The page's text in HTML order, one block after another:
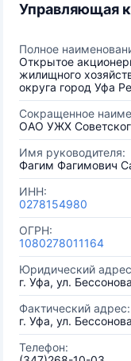
Управляющая
Полное
Открытое
жилищного
округа город Уфа
Сокращенное
ОАО УЖХ
Имя руководителя:
Фагим Фагимович
ИНН:
0278154980
ОГРН:
1080278011164
Юридический
г. Уфа, ул.
Фактический адрес:
г. Уфа, ул.
Телефон: